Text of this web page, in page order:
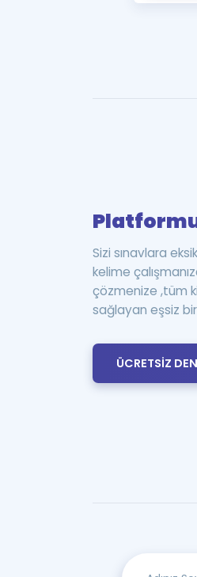
Sizi sınavlara
kelime
çözmenize ,tüm
sağlayan eşsiz
ÜCRETSİZ